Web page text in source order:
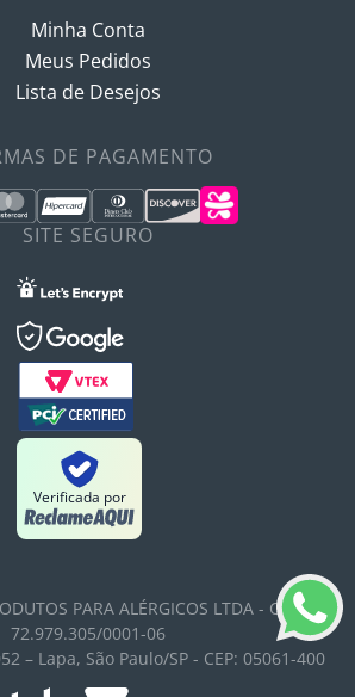
Minha Conta
Meus Pedidos
Lista de Desejos
DE PAGAMENTO
SITE SEGURO
Verificada por
PARA ALÉRGICOS LTDA - CNPJ:
72.979.305/0001-06
– Lapa, São Paulo/SP - CEP: 05061-400